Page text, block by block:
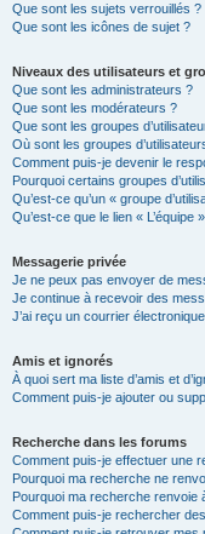
Que sont les sujets verrouillés ?
Que sont les icônes de sujet ?
Niveaux des utilisateurs et
Que sont les administrateurs ?
Que sont les modérateurs ?
Que sont les groupes
Où sont les groupes
Comment puis-je devenir le
Pourquoi certains groupes
Qu’est-ce qu’un « groupe
Qu’est-ce que le lien « L’équipe
Messagerie privée
Je ne peux pas envoyer de
Je continue à recevoir des
J’ai reçu un courrier
Amis et ignorés
À quoi sert ma liste d’amis et
Comment puis-je ajouter ou
Recherche dans les forums
Comment puis-je effectuer une
Pourquoi ma recherche ne
Pourquoi ma recherche renvoie
Comment puis-je rechercher